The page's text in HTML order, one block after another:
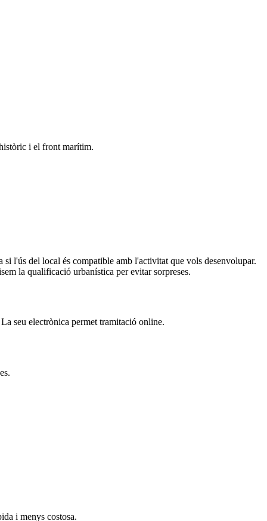
i el front marítim.
l'ús del local és compatible amb l'activitat que vols desenvolupar.
la qualificació urbanística per evitar sorpreses.
seu electrònica permet tramitació online.
i menys costosa.